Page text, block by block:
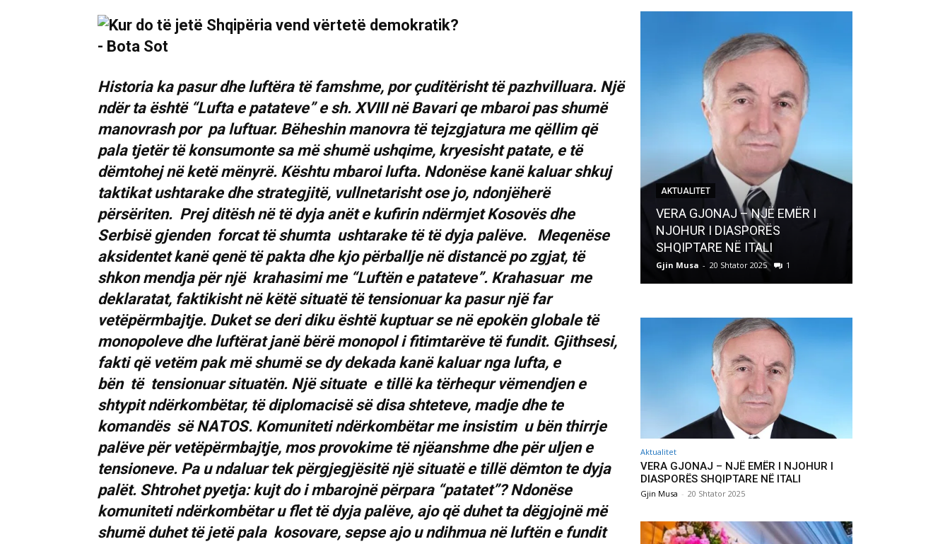
Historia ka pasur dhe luftëra të famshme, por çuditërisht të pazhvilluara. Një
ndër ta është “Lufta e patateve” e sh. XVIII në Bavari qe mbaroi pas shumë
manovrash por pa luftuar. Bëheshin manovra të tejzgjatura me qëllim që
pala tjetër të konsumonte sa më shumë ushqime, kryesisht patate, e të
dëmtohej në ketë mënyrë. Kështu mbaroi lufta. Ndonëse kanë kaluar shkuj
taktikat ushtarake dhe strategjitë, vullnetarisht ose jo, ndonjëherë
përsëriten. Prej ditësh në të dyja anët e kufirin ndërmjet Kosovës dhe
Serbisë gjenden forcat të shumta ushtarake të të dyja palëve. Meqenëse
aksidentet kanë qenë të pakta dhe kjo përballje në distancë po zgjat, të
shkon mendja për një krahasimi me “Luftën e patateve”. Krahasuar me
deklaratat, faktikisht në këtë situatë të tensionuar ka pasur një far
vetëpërmbajtje. Duket se deri diku është kuptuar se në epokën globale të
monopoleve dhe luftërat janë bërë monopol i fitimtarëve të fundit. Gjithsesi,
fakti që vetëm pak më shumë se dy dekada kanë kaluar nga lufta, e
bën të tensionuar situatën. Një situate e tillë ka tërhequr vëmendjen e
shtypit ndërkombëtar, të diplomacisë së disa shteteve, madje dhe te
komandës së NATOS. Komuniteti ndërkombëtar me insistim u bën thirrje
palëve për vetëpërmbajtje, mos provokime të njëanshme dhe për uljen e
tensioneve. Pa u ndaluar tek përgjegjësitë një situatë e tillë dëmton te dyja
palët. Shtrohet pyetja: kujt do i mbarojnë përpara “patatet”? Ndonëse
komuniteti ndërkombëtar u flet të dyja palëve, ajo që duhet ta dëgjojnë më
shumë duhet të jetë pala kosovare, sepse ajo u ndihmua në luftën e fundit
AKTUALITET
VERA GJONAJ – NJË EMËR I
NJOHUR I DIASPORËS
SHQIPTARE NË ITALI
Gjin Musa - 20 Shtator 2025 1
Aktualitet
VERA GJONAJ – NJË EMËR I NJOHUR I
DIASPORËS SHQIPTARE NË ITALI
Gjin Musa - 20 Shtator 2025